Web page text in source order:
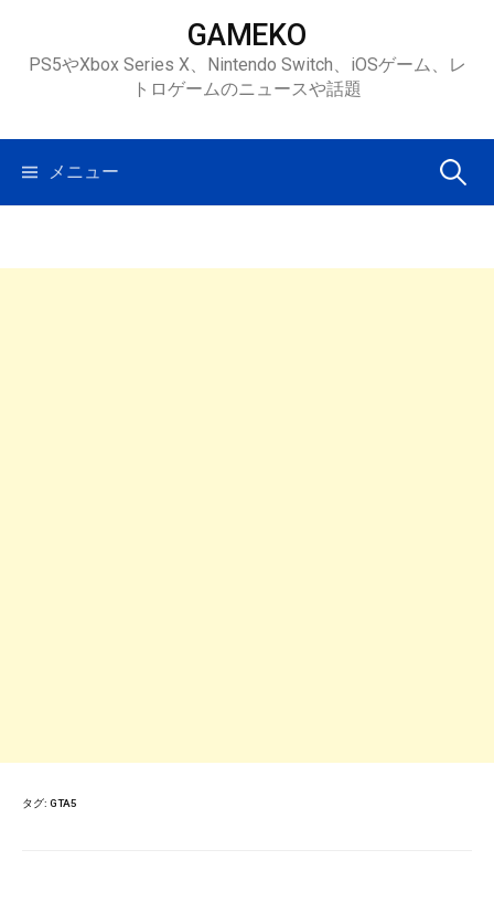
ツ
ス
GAMEKO
PS5やXbox Series X、Nintendo Switch、iOSゲーム、レ
トロゲームのニュースや話題
メニュー 検
タグ: GTA5